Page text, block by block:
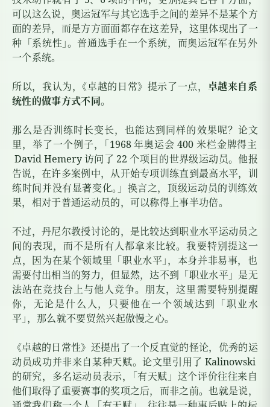
可以这么说，奥运冠军与其它选手之间的差异不是某个方
面的差异，而是方方面面都存在这差异，这里体现出了一
种「系统性 」。普通选手在一个系统，而奥运冠军在另外
一个系统。
所以，我认为，《卓越的日常》提示了一点， 卓越来自系
统性的做事方式不同。
那么是否训练时长变长，也能达到同样的效果呢？论文
里，举了一个例子， 「1968 年奥运会 400 米栏金牌得主
David Hemery访问了 22 个项目的世界级运动员。他报
告说，在许多案例中，从开始专项训练直到最高水平，训
练时间并没有显著变化。」换言之，顶级运动员的训练效
果，相对于普通运动员的，可以称得上事半功倍。
不过，丹尼尔教授讨论的，是比较达到职业水平运动员之
间的表现，而不是所有人都拿来比较。我要特别提这一
点，因为在某个领域里「职业水平 」，本身并非易事，也
需要付出相当的努力，但显然，达不到「职业水平」是无
法站在竞技台上与他人竞争。朋友，这里需要特别提醒
你，无论是什么人，只要他在一个领域达到「职业水
平 」，那么就不要贸然兴起傲慢之心。
《卓越的日常性》还提出了一个反直觉的怪论，优秀的运
动员成功并非来自某种天赋。论文里引用了 Kalinowski
的研究，多名运动员表示，
「有天赋」这个评价往往来自
他们取得了重要赛事的奖项之后，而非之前。也就是说，